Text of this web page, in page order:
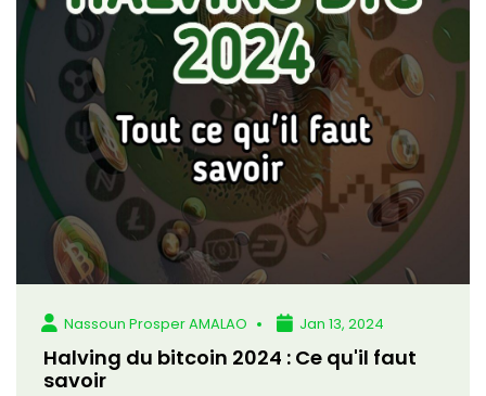
Nassoun Prosper AMALAO Jan 13, 2024
Halving du bitcoin 2024 : Ce qu'il faut
savoir